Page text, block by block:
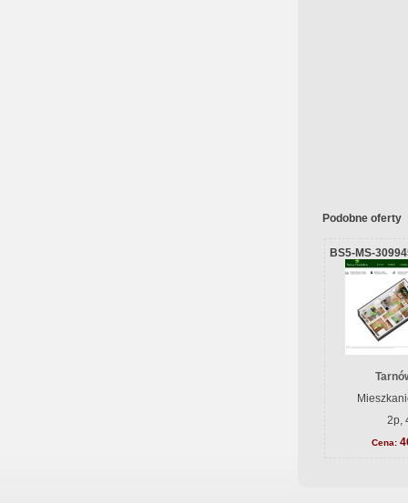
Podobne oferty
BS5-MS-
2p,
Cena: